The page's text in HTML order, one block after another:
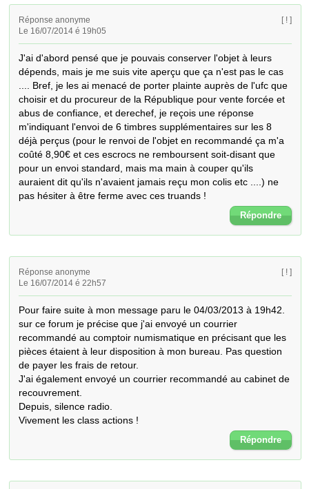
Réponse anonyme
Le 16/07/2014 é 19h05
[ ! ]
J'ai d'abord pensé que je pouvais conserver l'objet à leurs
dépends, mais je me suis vite aperçu que ça n'est pas le cas
.... Bref, je les ai menacé de porter plainte auprès de l'ufc que
choisir et du procureur de la République pour vente forcée et
abus de confiance, et derechef, je reçois une réponse
m'indiquant l'envoi de 6 timbres supplémentaires sur les 8
déjà perçus (pour le renvoi de l'objet en recommandé ça m'a
coûté 8,90€ et ces escrocs ne remboursent soit-disant que
pour un envoi standard, mais ma main à couper qu'ils
auraient dit qu'ils n'avaient jamais reçu mon colis etc ....) ne
pas hésiter à être ferme avec ces truands !
Répondre
Réponse anonyme
Le 16/07/2014 é 22h57
[ ! ]
Pour faire suite à mon message paru le 04/03/2013 à 19h42.
sur ce forum je précise que j'ai envoyé un courrier
recommandé au comptoir numismatique en précisant que les
pièces étaient à leur disposition à mon bureau. Pas question
de payer les frais de retour.
J'ai également envoyé un courrier recommandé au cabinet de
recouvrement.
Depuis, silence radio.
Vivement les class actions !
Répondre